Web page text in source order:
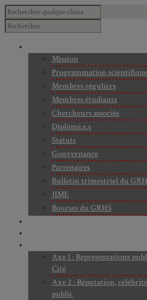
Mission
Programmation scientifique
Membres réguliers
Membres étudiants
Chercheurs associés
Diplômé.e.s
Statuts
Gouvernance
Partenaires
Bulletin trimestriel du
JIME
Bourses du GRHS
Axe 1 : Représentations
Cité
Axe 2 : Réputation,
public